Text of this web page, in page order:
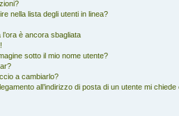
nella lista degli utenti in linea?
è ancora sbagliata
sotto il mio nome utente?
a cambiarlo?
all’indirizzo di posta di un utente mi